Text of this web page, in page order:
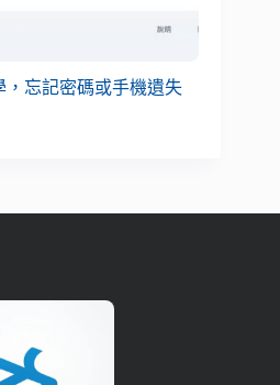
，忘記密碼或手機遺失